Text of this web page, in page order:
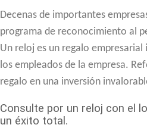
Decenas de importantes
programa de reconocimiento al
Un reloj es un regalo
los empleados de la empresa.
regalo en una inversión
Consulte por un reloj con el
un éxito total.